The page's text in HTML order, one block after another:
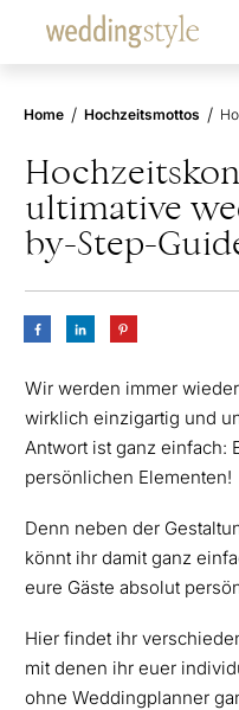
Home / Hochzeitsmottos /
ultimative
by-Step-
Wir werden immer
wirklich einzigartig und
Antwort ist ganz einfach:
persönlichen Elementen!
Denn neben der
könnt ihr damit ganz
eure Gäste absolut
Hier findet ihr
mit denen ihr euer
ohne Weddingplanner